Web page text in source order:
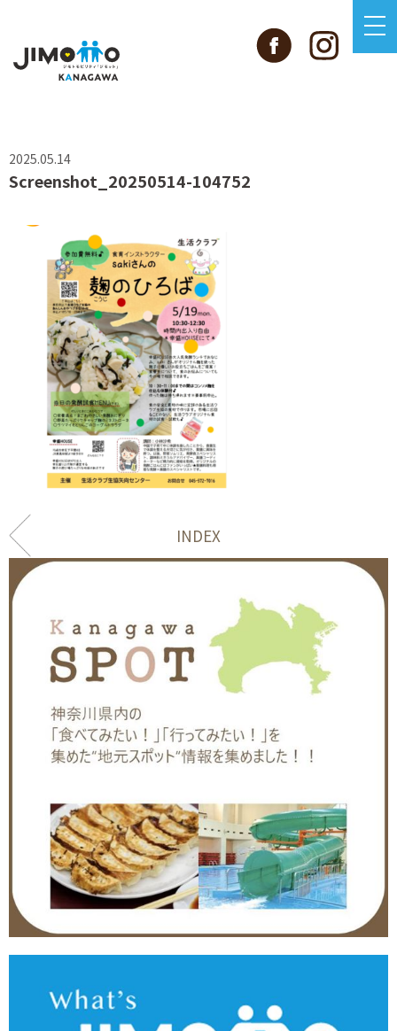
2025.05.14
Screenshot_20250514-104752
INDEX